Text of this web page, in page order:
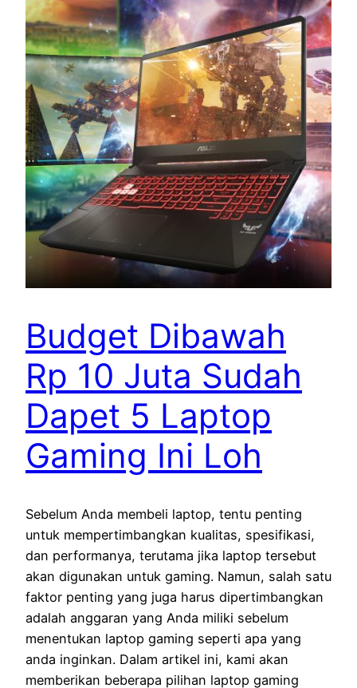
Budget Dibawah
Rp 10 Juta Sudah
Dapet 5 Laptop
Gaming Ini Loh
Sebelum Anda membeli laptop, tentu penting
untuk mempertimbangkan kualitas, spesifikasi,
dan performanya, terutama jika laptop tersebut
akan digunakan untuk gaming. Namun, salah satu
faktor penting yang juga harus dipertimbangkan
adalah anggaran yang Anda miliki sebelum
menentukan laptop gaming seperti apa yang
anda inginkan. Dalam artikel ini, kami akan
memberikan beberapa pilihan laptop gaming